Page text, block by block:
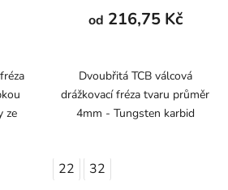
ze
od 216,75 Kč
Dvoubřitá TCB válcová
drážkovací fréza tvaru průměr
4mm - Tungsten karbid
22 32